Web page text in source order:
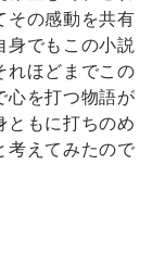
その感動を共有
身でもこの小説
れほどまでこの
心を打つ物語が
ともに打ちのめ
考えてみたので